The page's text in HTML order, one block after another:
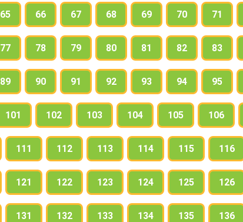
65 66 67 68 69 70 71
77 78 79 80 81 82 83
89 90 91 92 93 94 95
101 102 103 104 105 106
111 112 113 114 115 116
121 122 123 124 125 126
131 132 133 134 135 136